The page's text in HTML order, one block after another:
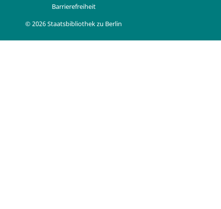
Barrierefreiheit
© 2026 Staatsbibliothek zu Berlin